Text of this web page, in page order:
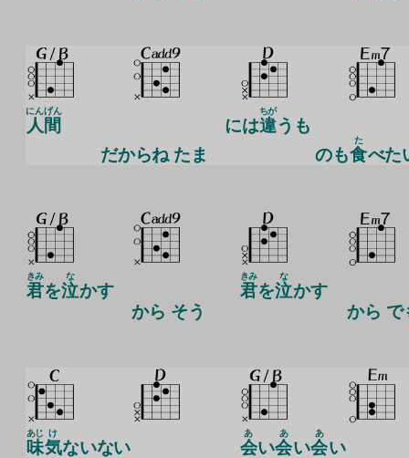
人間
にんげん
だからね たま
には違
ちが
うも
のも食
た
べた
君
きみ
を泣
な
かす
から そう
君
きみ
を泣
な
かす
から で
味
あじ
気
け
ないない
会
あ
い会
あ
い会
あ
い